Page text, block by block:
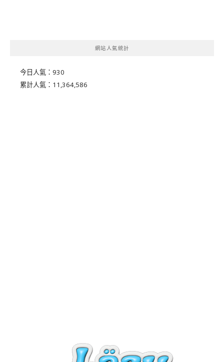
網站人氣統計
今日人氣： 930
累計人氣： 11,364,586